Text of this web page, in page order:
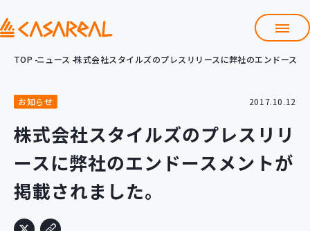
会社情報
サービス
プロダクト開発支援
クラウド導入支援 Git導入支援
システム構築支援
TOP ニュース 株式会社スタイルズのプレスリリースに弊社のエンドース
お知らせ 2017.10.12
株式会社スタイルズのプレスリリ
ースに弊社のエンドースメントが
掲載されました。